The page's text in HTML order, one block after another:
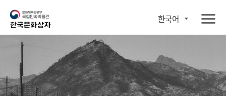
한국어